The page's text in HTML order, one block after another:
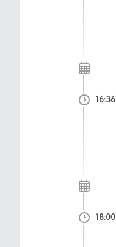
16:36
18:00